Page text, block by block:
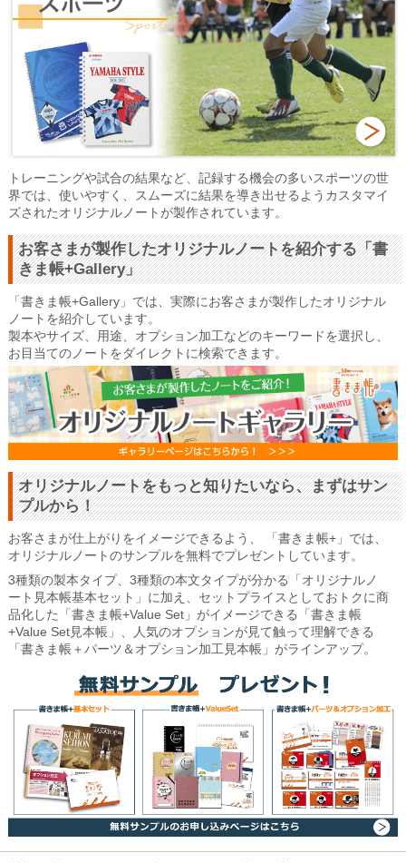
トレーニングや試合の結果など、記録する機会の多いスポーツの世
界では、使いやすく、スムーズに結果を導き出せるようカスタマイ
ズされたオリジナルノートが製作されています。
お客さまが製作したオリジナルノートを紹介する「書
きま帳+Gallery」
「書きま帳+Gallery」では、実際にお客さまが製作したオリジナル
ノートを紹介しています。
製本やサイズ、用途、オプション加工などのキーワードを選択し、
お目当てのノートをダイレクトに検索できます。
オリジナルノートをもっと知りたいなら、まずはサン
プルから！
お客さまが仕上がりをイメージできるよう、 「書きま帳+」では、
オリジナルノートのサンプルを無料でプレゼントしています。
3種類の製本タイプ、3種類の本文タイプが分かる「オリジナルノ
ート見本帳基本セット」に加え、セットプライスとしておトクに商
品化した「書きま帳+Value Set」がイメージできる「書きま帳
+Value Set見本帳」、人気のオプションが見て触って理解できる
「書きま帳＋パーツ＆オプション加工見本帳」がラインアップ。